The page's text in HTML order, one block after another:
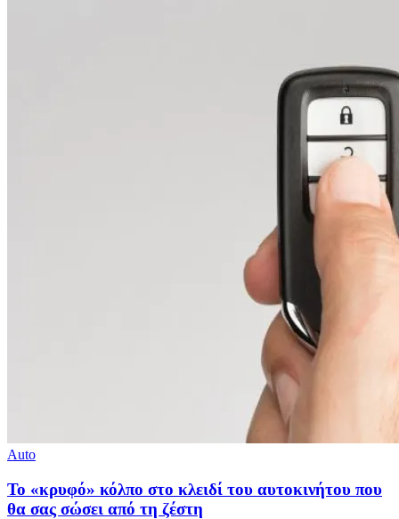
Auto
Το «κρυφό» κόλπο στο κλειδί του αυτοκινήτου που
θα σας σώσει από τη ζέστη